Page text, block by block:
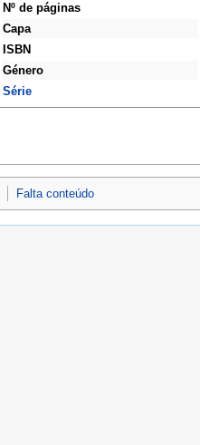
Nº de páginas
Capa
ISBN
Género
Série
Falta conteúdo